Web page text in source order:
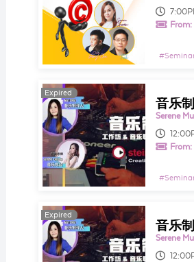
From:
#
Expired
Expired
From:
#
Expired
Expired